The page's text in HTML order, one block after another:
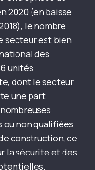
2020 (en baisse
le nombre
secteur est bien
des
unités
dont le secteur
une part
ou non qualifiées
construction, ce
la sécurité et des